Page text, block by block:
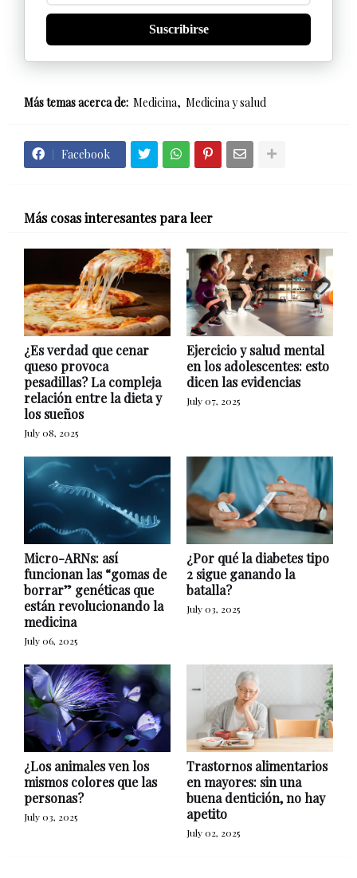
Suscribirse
Más temas acerca de: Medicina Medicina y salud
Facebook
Más cosas interesantes para leer
¿Es verdad que cenar
queso provoca
pesadillas? La compleja
relación entre la dieta y
los sueños
July 08, 2025
Ejercicio y salud mental
en los adolescentes: esto
dicen las evidencias
July 07, 2025
Micro-ARNs: así
funcionan las “gomas de
borrar” genéticas que
están revolucionando la
medicina
July 06, 2025
¿Por qué la diabetes tipo
2 sigue ganando la
batalla?
July 03, 2025
¿Los animales ven los
mismos colores que las
personas?
July 03, 2025
Trastornos alimentarios
en mayores: sin una
buena dentición, no hay
apetito
July 02, 2025